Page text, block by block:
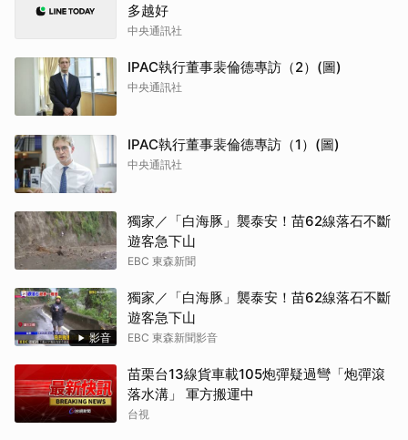
多越好
中央通訊社
IPAC執行董事裴倫德專訪（2）(圖)
中央通訊社
IPAC執行董事裴倫德專訪（1）(圖)
中央通訊社
獨家／「白海豚」襲泰安！苗62線落石不斷
遊客急下山
EBC 東森新聞
影音
獨家／「白海豚」襲泰安！苗62線落石不斷
遊客急下山
EBC 東森新聞影音
苗栗台13線貨車載105炮彈疑過彎「炮彈滾
落水溝」 軍方搬運中
台視